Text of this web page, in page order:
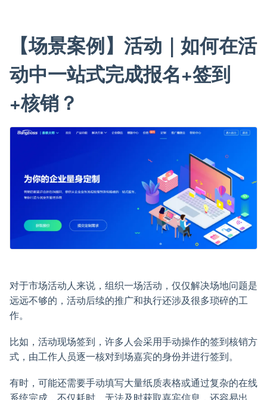
【场景案例】活动｜如何在活
动中一站式完成报名+签到
+核销？
对于市场活动人来说，组织一场活动，仅仅解决场地问题是
远远不够的，活动后续的推广和执行还涉及很多琐碎的工
作。
比如，活动现场签到，许多人会采用手动操作的签到核销方
式，由工作人员逐一核对到场嘉宾的身份并进行签到。
有时，可能还需要手动填写大量纸质表格或通过复杂的在线